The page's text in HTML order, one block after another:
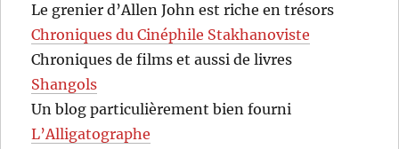
Le grenier d’Allen John est riche en trésors
Chroniques du Cinéphile Stakhanoviste
Chroniques de films et aussi de livres
Shangols
Un blog particulièrement bien fourni
L’Alligatographe